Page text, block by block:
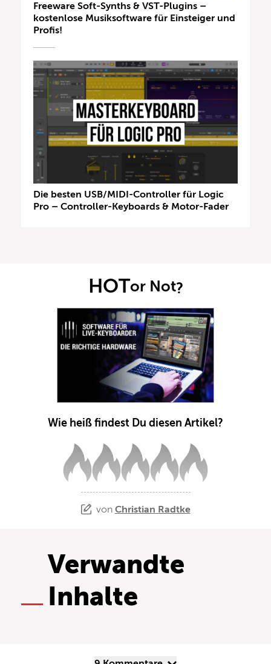
Freeware Soft-Synths & VST-Plugins –
kostenlose Musiksoftware für Einsteiger und
Profis!
Die besten USB/MIDI-Controller für Logic
Pro – Controller-Keyboards & Motor-Fader
HOTor Not?
Wie heiß findest Du diesen Artikel?
von Christian Radtke
Verwandte
Inhalte